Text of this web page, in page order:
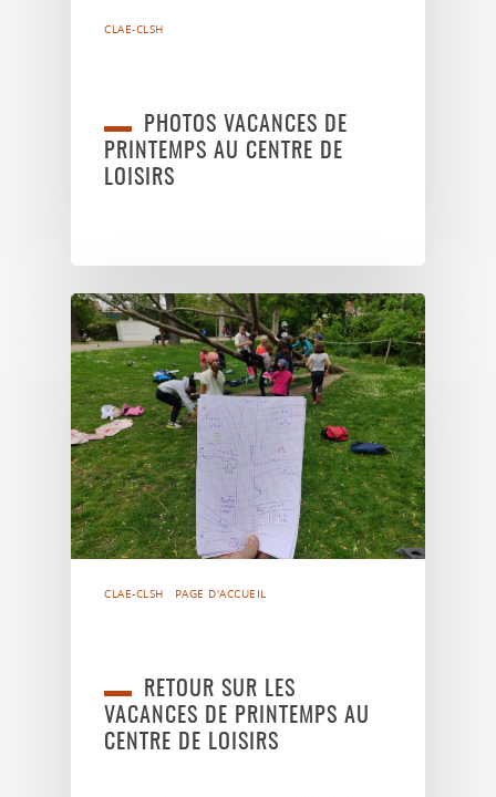
CLAE-CLSH
PHOTOS VACANCES DE
PRINTEMPS AU CENTRE DE
LOISIRS
CLAE-CLSH PAGE D'ACCUEIL
RETOUR SUR LES
VACANCES DE PRINTEMPS AU
CENTRE DE LOISIRS